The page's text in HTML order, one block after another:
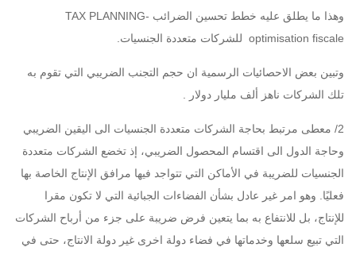
وهذا ما يطلق عليه خطط تحسين الضرائب TAX PLANNING-
optimisation fiscale للشركات متعددة الجنسيات.
وتبين بعض الاحصائيات الرسمية ان حجم التجنب الضريبي التي تقوم به
تلك الشركات ناهز ألف مليار دولار .
2/ معطى مرتبط بحاجة الشركات متعددة الجنسيات الى اليقين الضريبي
وحاجة الدول الى اقتسام المحصول الضريبي، إذ تخضع الشركات متعددة
الجنسيات للضريبة في الأماكن التي تتواجد فيها مرافق الإنتاج الخاصة بها
فعليًا. وهو امر غير عادل بشأن الفضاءات الجبائية التي لا تكون مقرا
للإنتاج، بل للانتفاع به بما يتعين فرض ضريبة على جزء من أرباح الشركات
التي تبيع سلعها وخدماتها في فضاء دولة اخرى غير دولة الانتاج، حتى في